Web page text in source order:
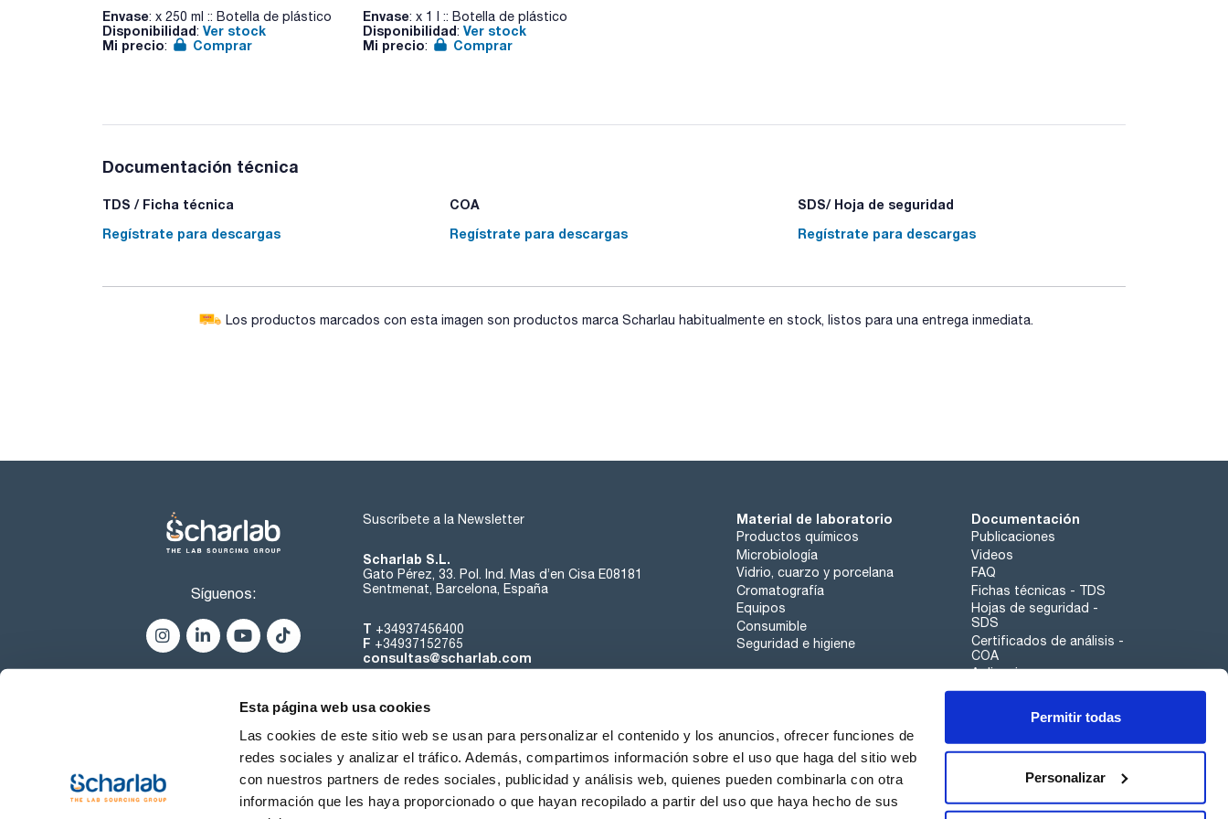
Esta página web usa cookies
Las cookies de este sitio web se usan para personalizar el contenido y los anuncios, ofrecer funciones de
redes sociales y analizar el tráfico. Además, compartimos información sobre el uso que haga del sitio web
con nuestros partners de redes sociales, publicidad y análisis web, quienes pueden combinarla con otra
información que les haya proporcionado o que hayan recopilado a partir del uso que haya hecho de sus
Permitir todas
Personalizar
Envase: x 250 ml :: Botella de plástico
Disponibilidad: Ver stock
Mi precio: Comprar
Envase: x 1 l :: Botella de plástico
Disponibilidad: Ver stock
Mi precio: Comprar
Documentación técnica
TDS / Ficha técnica
Regístrate para descargas
COA
Regístrate para descargas
SDS/ Hoja de seguridad
Regístrate para descargas
Los productos marcados con esta imagen son productos marca Scharlau habitualmente en stock, listos para una entrega inmediata.
Síguenos:
Suscríbete a la Newsletter
Scharlab S.L.
Gato Pérez, 33. Pol. Ind. Mas d’en Cisa E08181
Sentmenat, Barcelona, España
T +34937456400
F +34937152765
consultas@scharlab.com
Material de laboratorio
Productos químicos
Microbiología
Vidrio, cuarzo y porcelana
Cromatografía
Equipos
Consumible
Seguridad e higiene
Documentación
Publicaciones
Videos
FAQ
Fichas técnicas - TDS
Hojas de seguridad -
SDS
Certificados de análisis -
COA
Aplicaciones
Tabla Periódica
Canal de denuncias
Sobre nosotros Contacta Noticias Trabaja con nosotros